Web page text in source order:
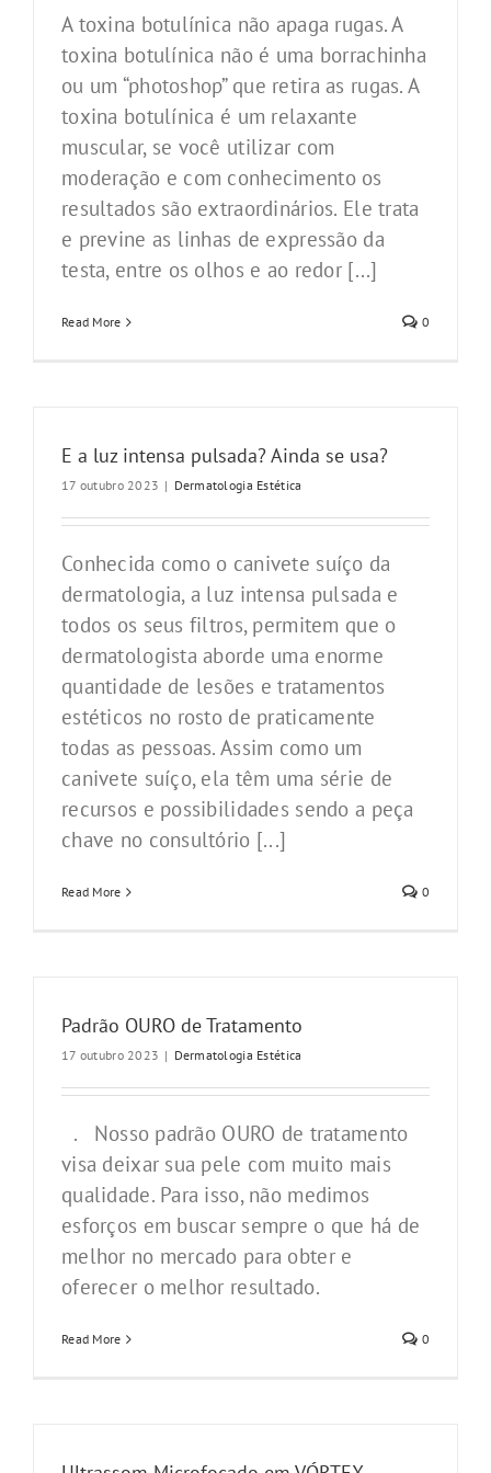
A toxina botulínica não apaga rugas. A
toxina botulínica não é uma borrachinha
ou um “photoshop” que retira as rugas. A
toxina botulínica é um relaxante
muscular, se você utilizar com
moderação e com conhecimento os
resultados são extraordinários. Ele trata
e previne as linhas de expressão da
testa, entre os olhos e ao redor [...]
Read More 0
E a luz intensa pulsada? Ainda se usa?
17 outubro 2023 | Dermatologia Estética
Conhecida como o canivete suíço da
dermatologia, a luz intensa pulsada e
todos os seus filtros, permitem que o
dermatologista aborde uma enorme
quantidade de lesões e tratamentos
estéticos no rosto de praticamente
todas as pessoas. Assim como um
canivete suíço, ela têm uma série de
recursos e possibilidades sendo a peça
chave no consultório [...]
Read More 0
Padrão OURO de Tratamento
17 outubro 2023 | Dermatologia Estética
. Nosso padrão OURO de tratamento
visa deixar sua pele com muito mais
qualidade. Para isso, não medimos
esforços em buscar sempre o que há de
melhor no mercado para obter e
oferecer o melhor resultado.
Read More 0